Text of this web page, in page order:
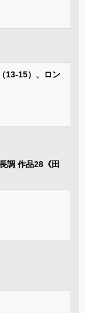
13-15）、ロン
調 作品28《田